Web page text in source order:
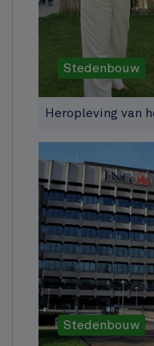
Stedenbouw
Heropleving van
Stedenbouw